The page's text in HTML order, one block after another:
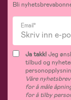
Bli
Email*
Ja takk!Jeg
tilbud og
Våre
for å måle
for å tilby